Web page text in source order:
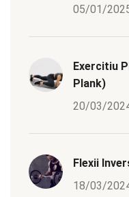
05/01/
Exercitiu
Plank)
20/03/
Flexii
18/03/